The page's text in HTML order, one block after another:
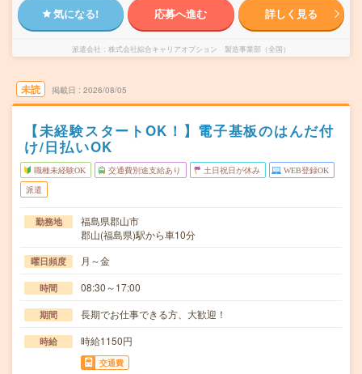
気になる! 応募へ進む 詳しく見る
派遣会社 株式会社綜合キャリアオプション 製造事業部（全国）
未読 掲載日 2026/08/05
【未経験スタートOK！】電子基板のはんだ付
け/日払いOK
職種未経験OK 交通費別途支給あり 土日祝日が休み WEB登録OK
派遣
勤務地
福島県郡山市
郡山(福島県)駅から車10分
曜日頻度 月～金
時間 08:30～17:00
期間 長期でお仕事できる方、大歓迎！
時給 時給1150円
交通費